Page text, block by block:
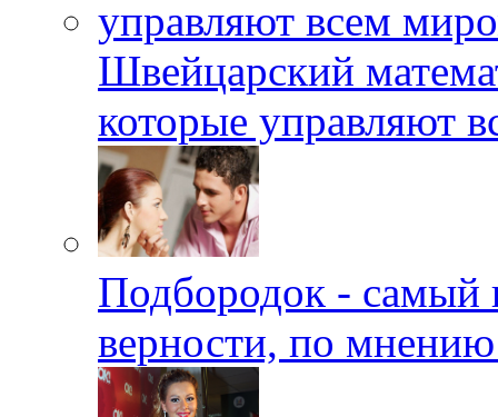
Швейцарский
которые управляют
Подбородок - самый
верности, по